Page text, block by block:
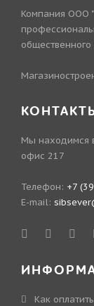
Компания ООО
общественного
Мы находимся
офис 217
Телефон: +7
E-mail:
Как